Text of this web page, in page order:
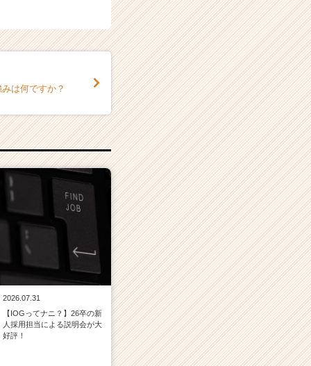
は何ですか？
2026.07.31
【IOGってナニ？】26卒の新
人採用担当による説明会が大
好評！